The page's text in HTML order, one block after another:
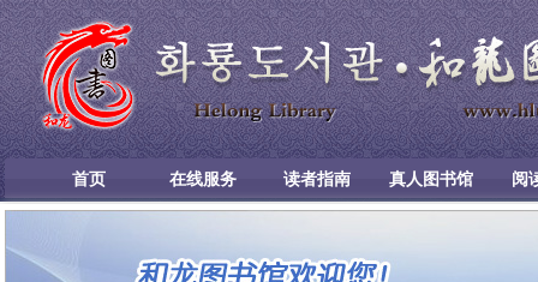
首页 在线服务 读者指南 真人图书馆 阅